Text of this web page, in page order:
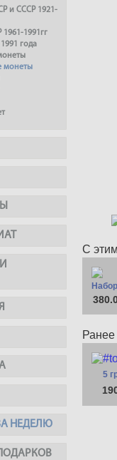
и СССР 1921-
1991гг
года
монеты
НЕДЕЛЮ
С
5